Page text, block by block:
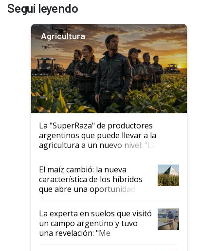
Seguí leyendo
Agricultura
La "SuperRaza" de productores
argentinos que puede llevar a la
agricultura a un nuevo nivel: "Las
posibilidades de crecimiento son
infinitas"
El maíz cambió: la nueva
característica de los híbridos
que abre una oportunidad en
el lote
La experta en suelos que visitó
un campo argentino y tuvo
una revelación: "Me
impresionó mucho"